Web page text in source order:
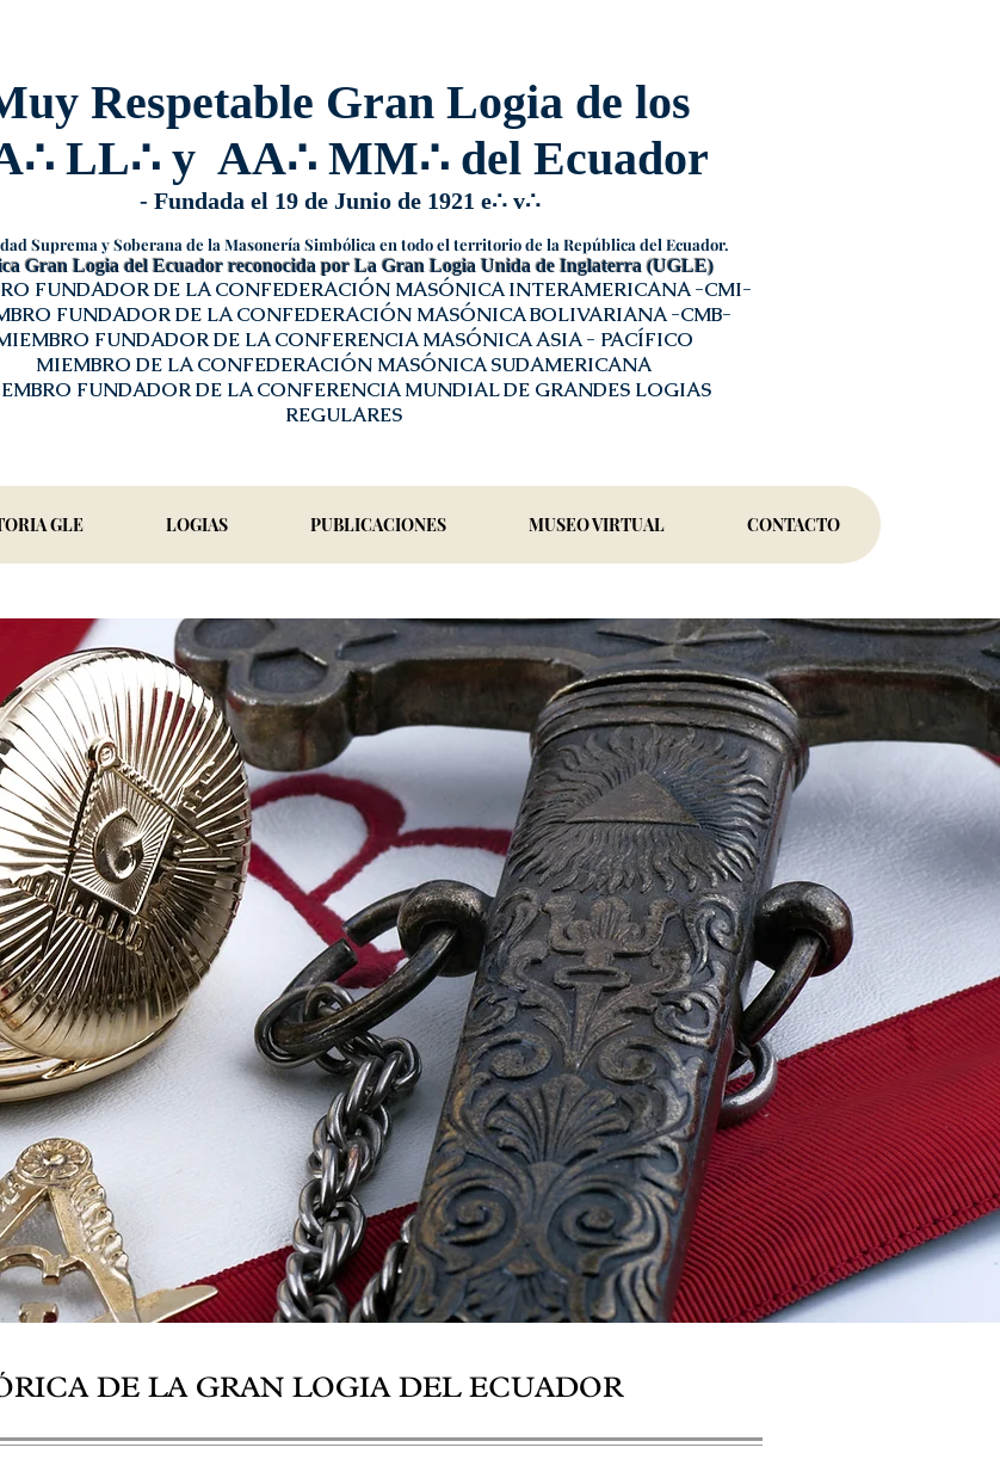
Respetable Gran Logia de los
∴ LL∴ y AA∴ MM∴ del Ecuador
- Fundada el 19 de Junio de 1921 e∴ v∴
Suprema y Soberana de la Masonería Simbólica en todo el territorio de la República del Ecuador.
Gran Logia del Ecuador reconocida por La Gran Logia Unida de Inglaterra (UGLE)
FUNDADOR DE LA CONFEDERACIÓN MASÓNICA INTERAMERICANA -CMI-
FUNDADOR DE LA CONFEDERACIÓN MASÓNICA BOLIVARIANA -CMB-
FUNDADOR DE LA CONFERENCIA MASÓNICA ASIA - PACÍFICO
MIEMBRO DE LA CONFEDERACIÓN MASÓNICA SUDAMERICANA
FUNDADOR DE LA CONFERENCIA MUNDIAL DE GRANDES LOGIAS
REGULARES
GLE LOGIAS PUBLICACIONES MUSEO VIRTUAL CONTACTO
DE LA GRAN LOGIA DEL ECUADOR